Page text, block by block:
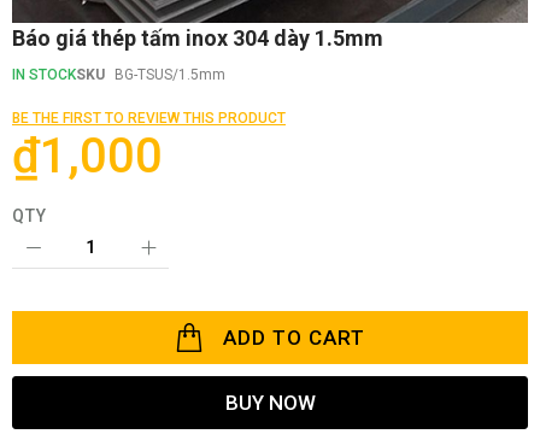
Skip
the
of
the
images
gallery
Báo giá thép tấm inox 304 dày 1.5mm
IN STOCKSKU BG-TSUS/1.5mm
BE THE FIRST TO REVIEW THIS PRODUCT
₫1,000
QTY
ADD TO CART
BUY NOW